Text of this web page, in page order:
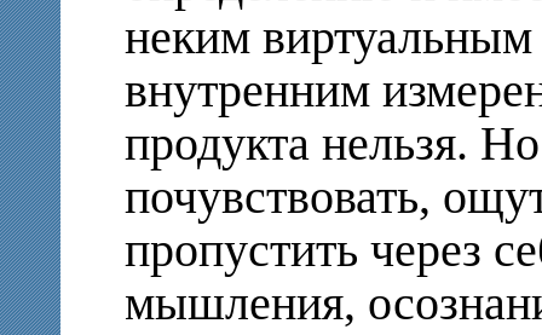
неким
внутренним
продукта нельзя.
почувствовать,
пропустить через
мышления,